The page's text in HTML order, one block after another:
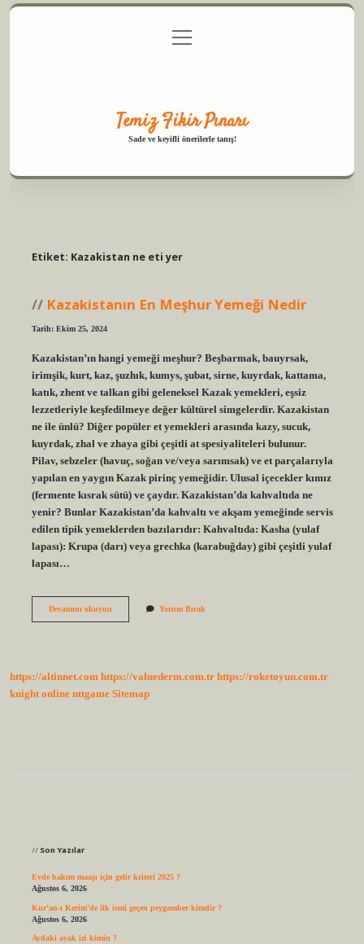
Gizlilik Politikası
menüyü
aç
Temiz Fikir Pınarı
Sade ve keyifli önerilerle tanış!
Etiket: Kazakistan ne eti yer
Kazakistanın En Meşhur Yemeği Nedir
Tarih: Ekim 25, 2024
Kazakistan’ın hangi yemeği meşhur? Beşbarmak, bauyrsak,
irimşik, kurt, kaz, şuzhık, kumys, şubat, sirne, kuyrdak, kattama,
katık, zhent ve talkan gibi geleneksel Kazak yemekleri, eşsiz
lezzetleriyle keşfedilmeye değer kültürel simgelerdir. Kazakistan
ne ile ünlü? Diğer popüler et yemekleri arasında kazy, sucuk,
kuyrdak, zhal ve zhaya gibi çeşitli at spesiyaliteleri bulunur.
Pilav, sebzeler (havuç, soğan ve/veya sarımsak) ve et parçalarıyla
yapılan en yaygın Kazak pirinç yemeğidir. Ulusal içecekler kımız
(fermente kısrak sütü) ve çaydır. Kazakistan’da kahvaltıda ne
yenir? Bunlar Kazakistan’da kahvaltı ve akşam yemeğinde servis
edilen tipik yemeklerden bazılarıdır: Kahvaltıda: Kasha (yulaf
lapası): Krupa (darı) veya grechka (karabuğday) gibi çeşitli yulaf
lapası…
Devamını okuyunKazakistanın Yorum Bırak
https://altinnet.com https://valuederm.com.tr https://roketoyun.com.tr
knight online nttgame Sitemap
Son Yazılar
Evde bakım maaşı için gelir kriteri 2025 ?
Ağustos 6, 2026
Kur’an-ı Kerim’de ilk ismi geçen peygamber kimdir ?
Ağustos 6, 2026
Aydaki ayak izi kimin ?